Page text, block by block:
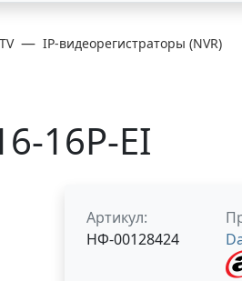
IP-видеорегистраторы (NVR)
16P-EI
Артикул:
НФ-00128424